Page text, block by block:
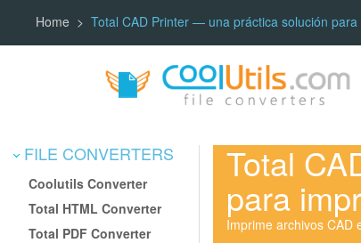
Home Total CAD Printer — una práctica solución
FILE CONVERTERS
Coolutils Converter
Total HTML Converter
Total PDF Converter
Total
para
Imprime archivos CAD